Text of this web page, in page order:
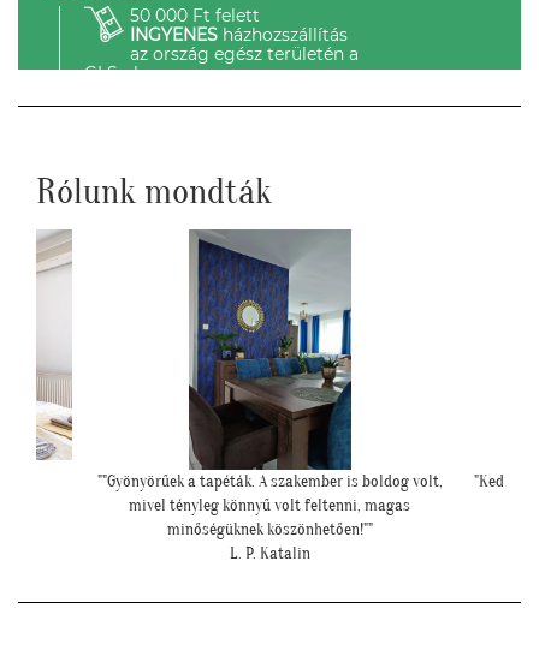
50 000 Ft felett
INGYENESházhozszállítás
az ország egész területén a
GLS-el.
Rólunk mondták
"Kedves Tapétatrend ! Köszönöm a makis tapétát.
Jó választás lett nagyon!"
T. Tünde